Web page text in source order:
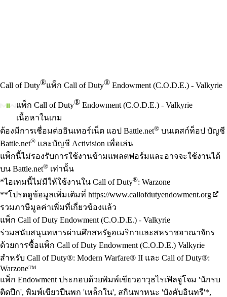
Call of Duty®แพ็ก Call of Duty® Endowment (C.O.D.E.) - Valkyrie
แพ็ก Call of Duty® Endowment (C.O.D.E.) - Valkyrie
เนื้อหาในเกม
ราคา
Available actions
ต้องมีการเชื่อมต่ออินเทอร์เน็ต แอป Battle.net® บนเดสก์ท็อป บัญชี
Battle.net® และบัญชี Activision เพื่อเล่น
แพ็กนี้ไม่รองรับการใช้งานข้ามแพลตฟอร์มและอาจจะใช้งานได้
บน Battle.net® เท่านั้น
*ไอเทมนี้ไม่มีให้ใช้งานใน Call of Duty®: Warzone
**โปรดดูข้อมูลเพิ่มเติมที่ https://www.callofdutyendowment.org
รวมภาษีมูลค่าเพิ่มที่เกี่ยวข้องแล้ว
แพ็ก Call of Duty Endowment (C.O.D.E.) - Valkyrie
ร่วมสนับสนุนทหารผ่านศึกสหรัฐอเมริกาและสหราชอาณาจักร
ด้วยการซื้อแพ็ก Call of Duty Endowment (C.O.D.E.) Valkyrie
สำหรับ Call of Duty®: Modern Warfare® II และ Call of Duty®:
Warzone™
แพ็ก Endowment ประกอบด้วยพิมพ์เขียวอาวุธไรเฟิลจู่โจม 'นักรบ
ติดปีก', พิมพ์เขียวปืนพก 'เหล็กใน', สกินพาหนะ 'บังคับอินทรี'*,